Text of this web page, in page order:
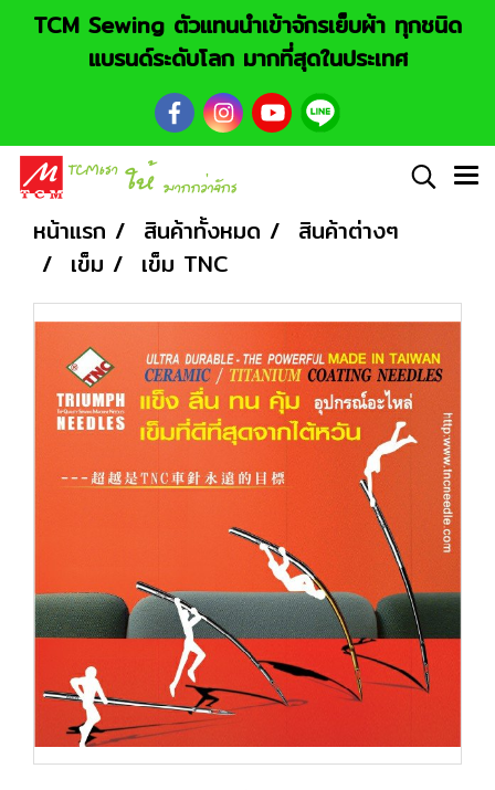
TCM Sewing ตัวแทนนำเข้าจักรเย็บผ้า ทุกชนิด
แบรนด์ระดับโลก มากที่สุดในประเทศ
หน้าแรก สินค้าทั้งหมด
สินค้าต่างๆ
เข็ม
เข็ม TNC